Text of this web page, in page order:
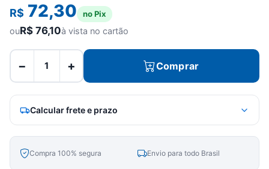
R$ 72,30 no Pix
ouR$ 76,10à vista no cartão
− + Comprar
Calcular frete e prazo
Compra 100% segura Envio para todo Brasil